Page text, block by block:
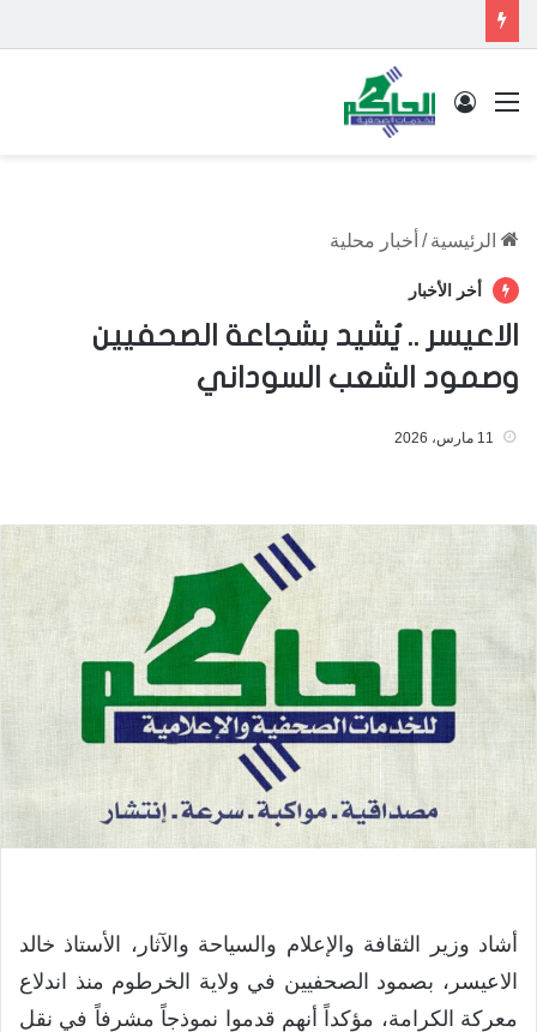
القائمة تسجيل الدخول
الرئيسية / أخبار محلية
أخر الأخبار
الاعيسر .. يُشيد بشجاعة الصحفيين
وصمود الشعب السوداني
11 مارس، 2026
أشاد وزير الثقافة والإعلام والسياحة والآثار، الأستاذ خالد
الاعيسر، بصمود الصحفيين في ولاية الخرطوم منذ اندلاع
معركة الكرامة، مؤكداً أنهم قدموا نموذجاً مشرفاً في نقل